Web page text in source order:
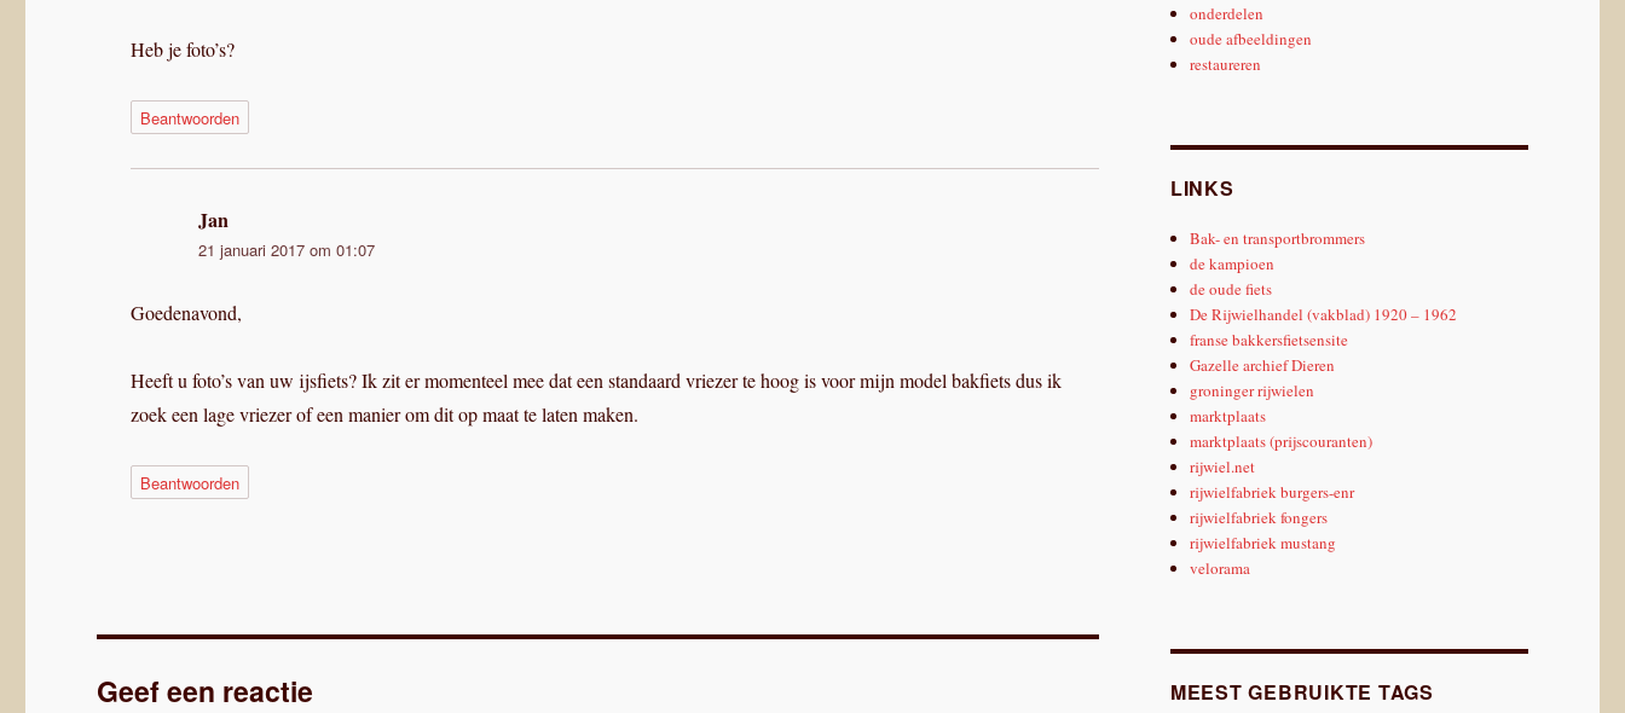
Heb je foto’s?
Beantwoorden
Jan
21 januari 2017 om 01:07
Goedenavond,
Heeft u foto’s van uw ijsfiets? Ik zit er momenteel mee dat een standaard vriezer te hoog is voor mijn model bakfiets dus ik
zoek een lage vriezer of een manier om dit op maat te laten maken.
Beantwoorden
Geef een reactie
onderdelen
oude afbeeldingen
restaureren
LINKS
Bak- en transportbrommers
de kampioen
de oude fiets
De Rijwielhandel (vakblad) 1920 – 1962
franse bakkersfietsensite
Gazelle archief Dieren
groninger rijwielen
marktplaats
marktplaats (prijscouranten)
rijwiel.net
rijwielfabriek burgers-enr
rijwielfabriek fongers
rijwielfabriek mustang
velorama
MEEST GEBRUIKTE TAGS